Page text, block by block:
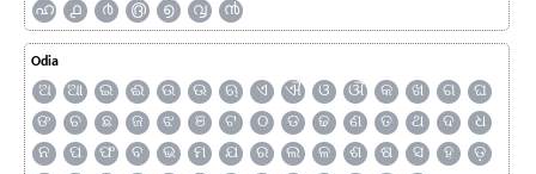
ഹ
൧ ൪ ൫ ൭ ൮ ൯
Odia
ଅ ଆ ଇ ଈ ଉ ଊ ଋ ଏ ଐ ଓ ଔ କ ଖ ଗ
ଘ
ଙ
ଚ ଛ ଜ ଝ ଞ ଟ ଠ ଡ ଢ ଣ ତ ଥ ଦ
ଧ
ନ
ପ ଫ ବ ଭ ମ ଯ ର ଲ ଳ ଶ ଷ ସ ହ
ଡ଼